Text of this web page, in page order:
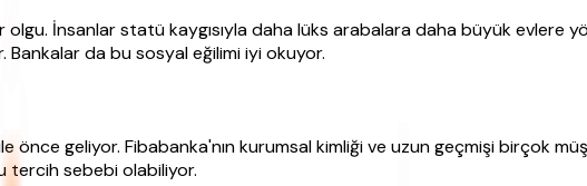
İnsanlar statü kaygısıyla daha lüks arabalara daha büyük evlere
Bankalar da bu sosyal eğilimi iyi okuyor.
geliyor. Fibabanka'nın kurumsal kimliği ve uzun geçmişi birçok
tercih sebebi olabiliyor.